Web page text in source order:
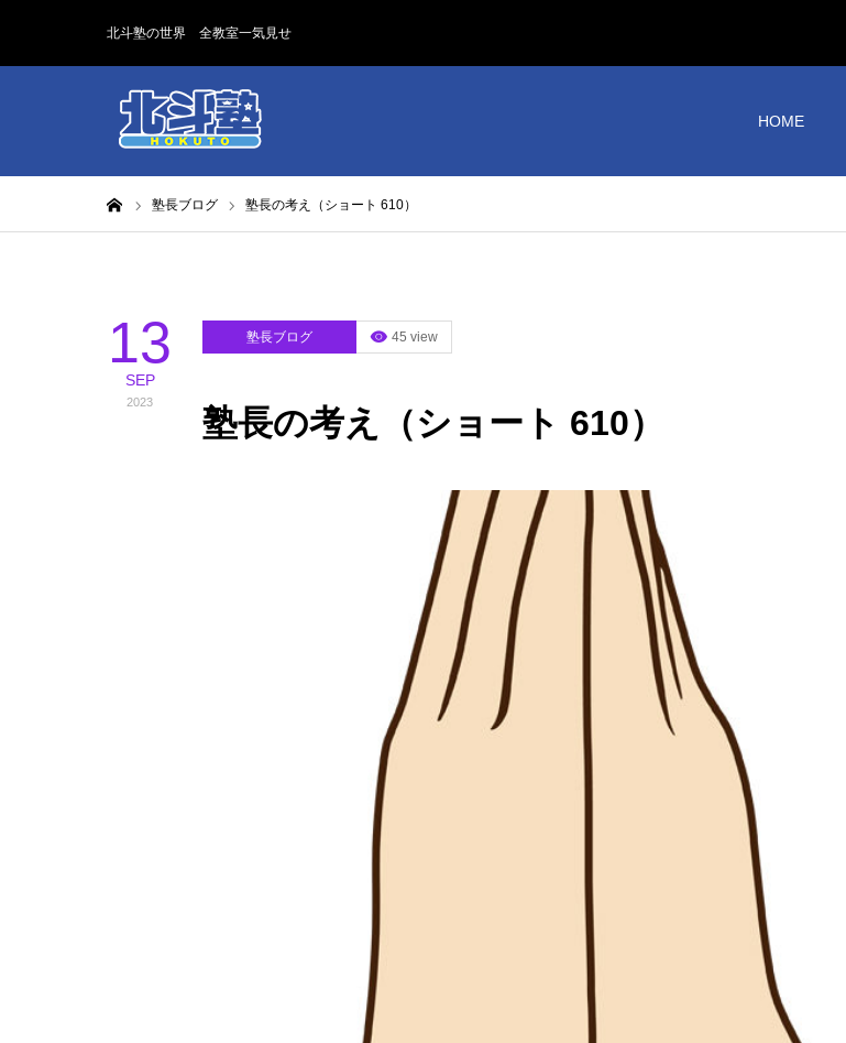
北斗塾の世界 全教室一気見せ
HOME
塾長ブログ 塾長の考え（ショート 610）
13
SEP
2023
塾長ブログ 45 view
塾長の考え（ショート 610）